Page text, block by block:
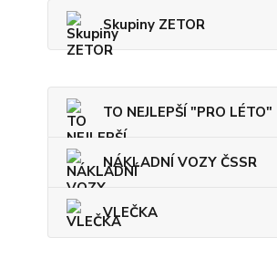
Skupiny ZETOR
TO NEJLEPŠÍ "PRO LÉTO"
NÁKLADNÍ VOZY ČSSR
VLEČKA